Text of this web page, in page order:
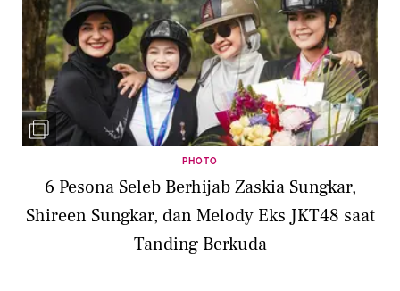
PHOTO
6 Pesona Seleb Berhijab Zaskia Sungkar,
Shireen Sungkar, dan Melody Eks JKT48 saat
Tanding Berkuda